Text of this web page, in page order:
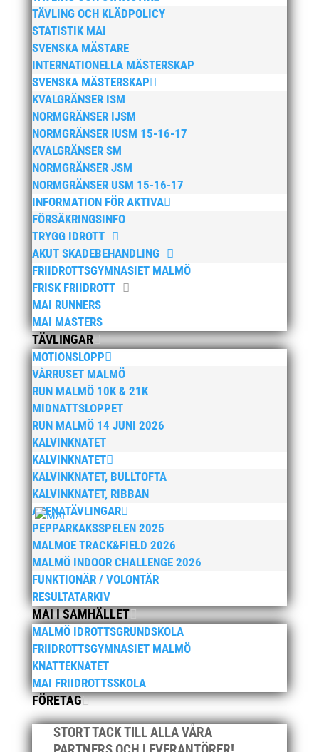
TÄVLING OCH KLÄDPOLICY
STATISTIK MAI
SVENSKA MÄSTARE
INTERNATIONELLA MÄSTERSKAP
SVENSKA MÄSTERSKAP
KVALGRÄNSER ISM
NORMGRÄNSER IJSM
NORMGRÄNSER IUSM 15-16-17
KVALGRÄNSER SM
NORMGRÄNSER JSM
NORMGRÄNSER USM 15-16-17
INFORMATION FÖR AKTIVA
FÖRSÄKRINGSINFO
TRYGG IDROTT
AKUT SKADEBEHANDLING
FRIIDROTTSGYMNASIET MALMÖ
FRISK FRIIDROTT
MAI RUNNERS
MAI MASTERS
TÄVLINGAR
MOTIONSLOPP
VÅRRUSET MALMÖ
RUN MALMÖ 10K & 21K
MIDNATTSLOPPET
RUN MALMÖ 14 JUNI 2026
KALVINKNATET
KALVINKNATET
KALVINKNATET, BULLTOFTA
KALVINKNATET, RIBBAN
ARENATÄVLINGAR
PEPPARKAKSSPELEN 2025
MALMOE TRACK&FIELD 2026
MALMÖ INDOOR CHALLENGE 2026
FUNKTIONÄR / VOLONTÄR
RESULTATARKIV
MAI I SAMHÄLLET
MALMÖ IDROTTSGRUNDSKOLA
FRIIDROTTSGYMNASIET MALMÖ
KNATTEKNATET
MAI FRIIDROTTSSKOLA
FÖRETAG
STORT TACK TILL ALLA VÅRA
mars 2025
januari 2025
oktober 2024
september 2024
augusti 2024
juni 2024
april 2024
mars 2024
februari 2024
januari 2024
december 2023
maj 2023
april 2023
januari 2023
november 2022
oktober 2022
september 2022
augusti 2022
juni 2022
april 2022
mars 2022
januari 2022
december 2021
november 2021
oktober 2021
september 2021
juni 2021
maj 2021
april 2021
mars 2021
februari 2021
december 2020
november 2020
oktober 2020
september 2020